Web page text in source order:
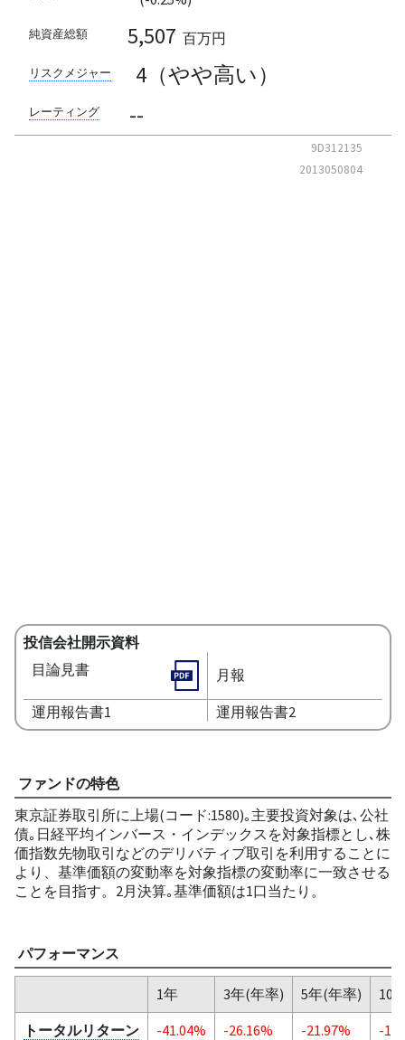
純資産総額 5,507 百万円
リスクメジャー 4（やや高い）
レーティング --
9D312135
2013050804
投信会社開示資料
目論見書
月報
運用報告書1 運用報告書2
ファンドの特色
東京証券取引所に上場(コード:1580)｡主要投資対象は､公社
債｡日経平均インバース・インデックスを対象指標とし､株
価指数先物取引などのデリバティブ取引を利用することに
より、基準価額の変動率を対象指標の変動率に一致させる
ことを目指す。2月決算｡基準価額は1口当たり。
パフォーマンス
1年 3年(年率) 5年(年率)
10
トータルリターン
-41.04% -26.16% -21.97%
-